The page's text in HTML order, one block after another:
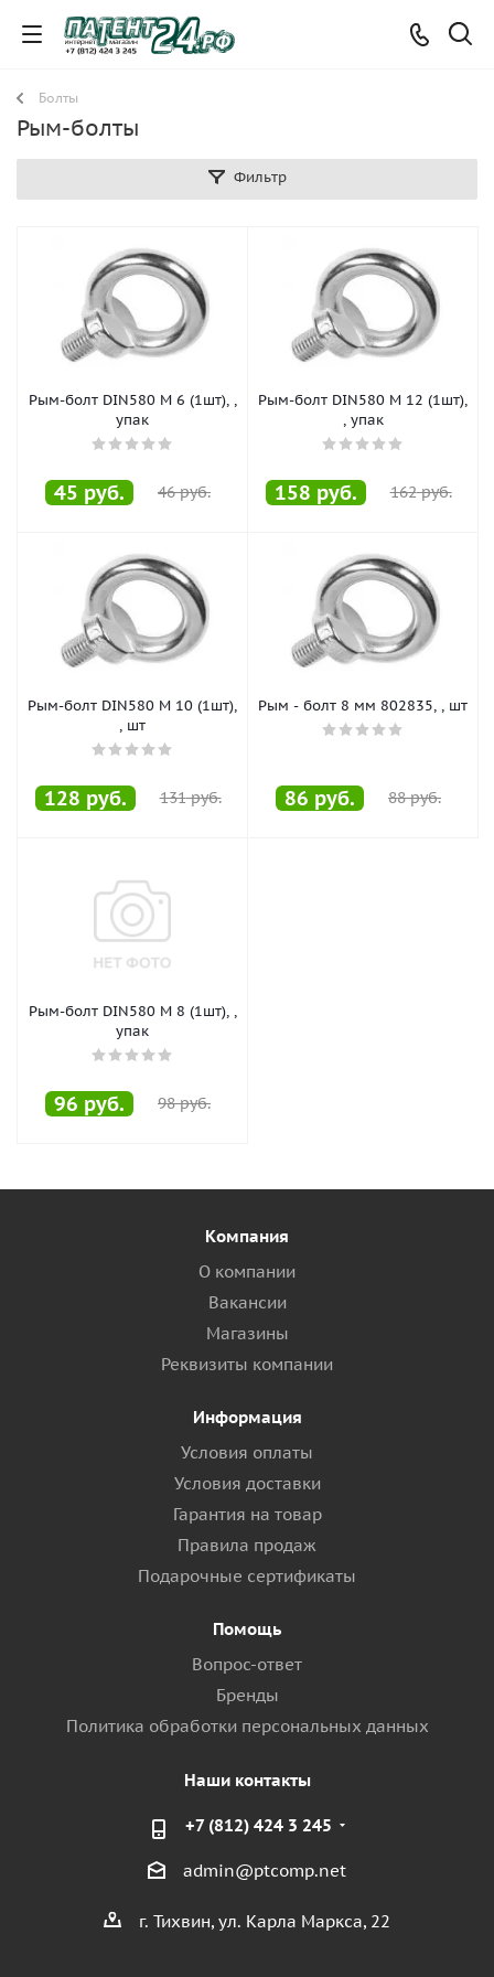
Болты
Рым-болты
Фильтр
Рым-болт DIN580 М 6 (1шт), ,
упак
45 руб. 46руб.
Рым-болт DIN580 М 12 (1шт),
, упак
158 руб. 162руб.
Рым-болт DIN580 М 10 (1шт),
, шт
128 руб. 131руб.
Рым - болт 8 мм 802835, , шт
86 руб. 88руб.
Рым-болт DIN580 М 8 (1шт), ,
упак
96 руб. 98руб.
Компания
О компании
Вакансии
Магазины
Реквизиты компании
Информация
Условия оплаты
Условия доставки
Гарантия на товар
Правила продаж
Подарочные сертификаты
Помощь
Вопрос-ответ
Бренды
Политика обработки персональных данных
Наши контакты
+7 (812) 424 3 245
admin@ptcomp.net
г. Тихвин, ул. Карла Маркса, 22